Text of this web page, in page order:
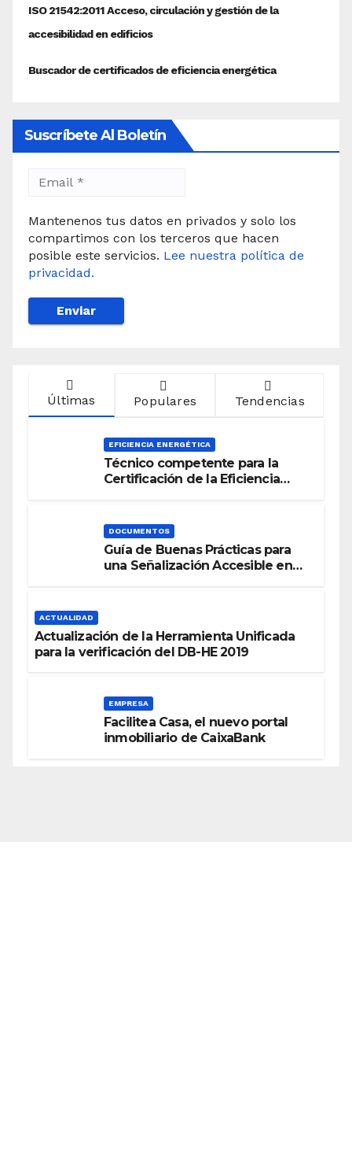
Suscríbete Al Boletín
Mantenenos tus datos en privados y solo los
compartimos con los terceros que hacen
posible este servicios. Lee nuestra política de
privacidad.
Últimas Populares Tendencias
EFICIENCIA ENERGÉTICA
Técnico competente para la
Certificación de la Eficiencia
DOCUMENTOS
Guía de Buenas Prácticas para
una Señalización Accesible en
ACTUALIDAD
Actualización de la Herramienta Unificada
para la verificación del DB-HE 2019
EMPRESA
Facilitea Casa, el nuevo portal
inmobiliario de CaixaBank